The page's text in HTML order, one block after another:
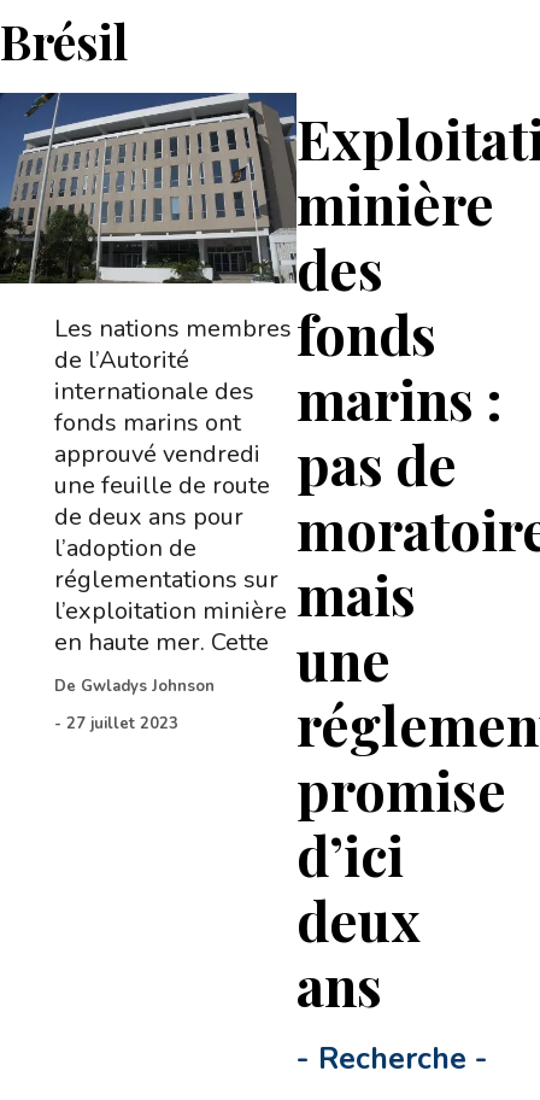
Brésil
minière
des
fonds
marins :
pas de
mais
une
promise
d’ici
deux
ans
- Recherche -
Les nations membres
de l’Autorité
internationale des
fonds marins ont
approuvé vendredi
une feuille de route
de deux ans pour
l’adoption de
réglementations sur
l’exploitation minière
en haute mer. Cette
De Gwladys Johnson
- 27 juillet 2023